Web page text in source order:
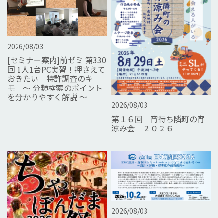
2026/08/03
[セミナー案内]前ゼミ 第330
回 1人1台PC実習！押さえて
おきたい『特許調査のキ
モ』～ 分類検索のポイント
を分かりやすく解説 ～
2026/08/03
第１６回 宵待ち隣町の宵
涼み会 ２０２６
2026/08/03